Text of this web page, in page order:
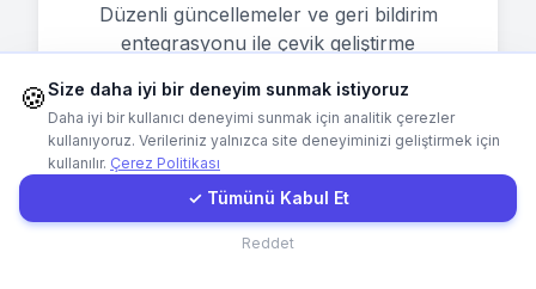
Düzenli güncellemeler ve geri bildirim
entegrasyonu ile çevik geliştirme
4. Dağıtım
Instagram
İletişim Formu
🍪Size daha iyi bir deneyim sunmak istiyoruz
Daha iyi bir kullanıcı deneyimi sunmak için analitik çerezler
kullanıyoruz. Verileriniz yalnızca site deneyiminizi geliştirmek için
kullanılır. Çerez Politikası
✓ Tümünü Kabul Et
Reddet